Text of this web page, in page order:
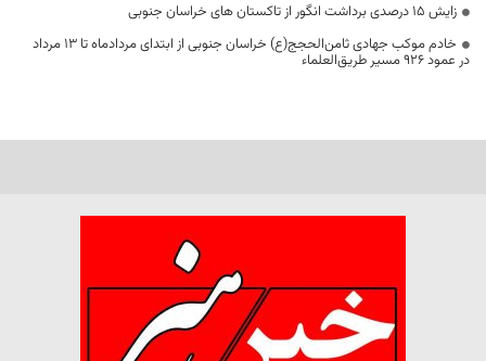
زایش ۱۵ درصدی برداشت انگور از تاکستان های خراسان جنوبی
خادم موکب جهادی ثامن‌الحجج(ع) خراسان جنوبی از ابتدای مردادماه تا ۱۳ مرداد
در عمود ۹۲۶ مسیر طریق‌العلماء